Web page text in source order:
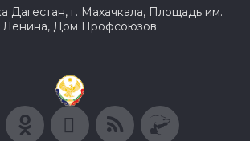
Дагестан, г. Махачкала, Площадь им.
Ленина, Дом Профсоюзов